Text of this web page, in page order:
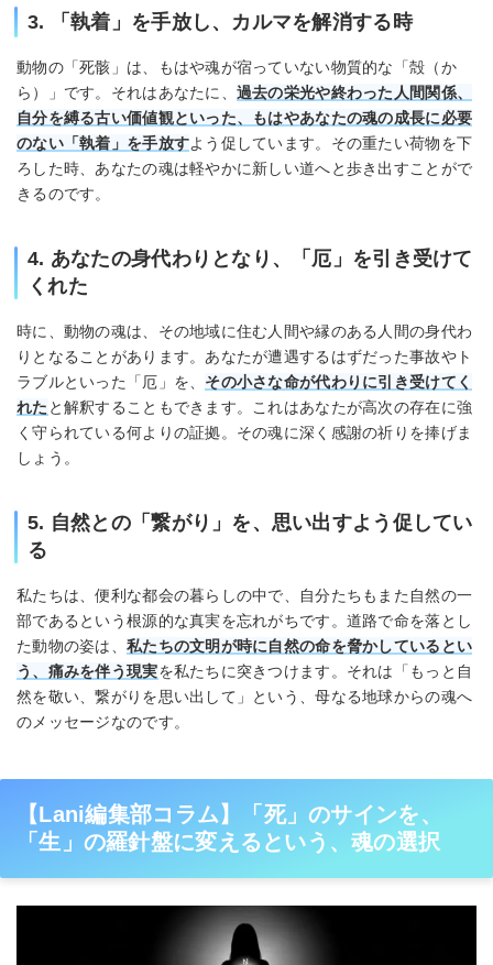
3. 「執着」を手放し、カルマを解消する時
動物の「死骸」は、もはや魂が宿っていない物質的な「殻（か
ら）」です。それはあなたに、 過去の栄光や終わった人間関係、
自分を縛る古い価値観といった、もはやあなたの魂の成長に必要
のない「執着」を手放すよう促しています。その重たい荷物を下
ろした時、あなたの魂は軽やかに新しい道へと歩き出すことがで
きるのです。
4. あなたの身代わりとなり、「厄」を引き受けて
くれた
時に、動物の魂は、その地域に住む人間や縁のある人間の身代わ
りとなることがあります。あなたが遭遇するはずだった事故やト
ラブルといった「厄」を、 その小さな命が代わりに引き受けてく
れた と解釈することもできます。これはあなたが高次の存在に強
く守られている何よりの証拠。その魂に深く感謝の祈りを捧げま
しょう。
5. 自然との「繋がり」を、思い出すよう促してい
る
私たちは、便利な都会の暮らしの中で、自分たちもまた自然の一
部であるという根源的な真実を忘れがちです。道路で命を落とし
た動物の姿は、 私たちの文明が時に自然の命を脅かしているとい
う、痛みを伴う現実を私たちに突きつけます。それは「もっと自
然を敬い、繋がりを思い出して」という、母なる地球からの魂へ
のメッセージなのです。
【Lani編集部コラム】「死」のサインを、
「生」の羅針盤に変えるという、魂の選択